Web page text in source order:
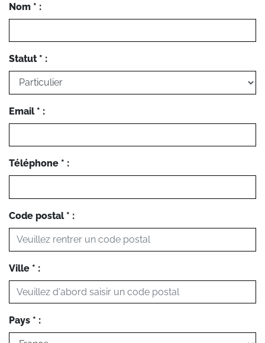
Nom * :
Statut * :
Email * :
Téléphone * :
Code postal * :
Ville * :
Pays * :